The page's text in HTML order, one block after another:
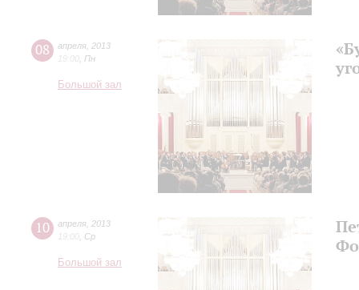
08 апреля 2013
19:00 Пн
Большой зал
10 апреля 2013
19:00 Ср
Большой зал